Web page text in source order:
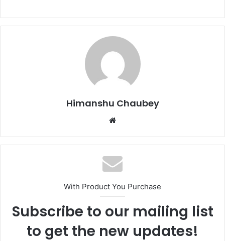
c
e
st
o
ai
l
ar
e
Himanshu Chaubey
With Product You Purchase
Subscribe to our mailing list
to get the new updates!